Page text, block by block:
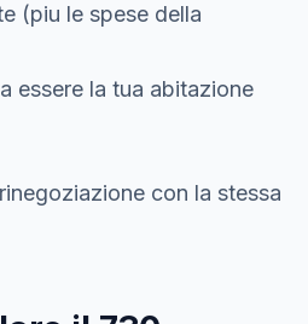
(piu le spese della
essere la tua abitazione
con la stessa